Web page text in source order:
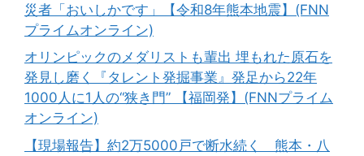
災者「おいしかです」【令和8年熊本地震】(FNN
プライムオンライン)
オリンピックのメダリストも輩出 埋もれた原石を
発見し磨く『タレント発掘事業』発足から22年
1000人に1人の“狭き門” 【福岡発】(FNNプライム
オンライン)
【現場報告】約2万5000戸で断水続く 熊本・八